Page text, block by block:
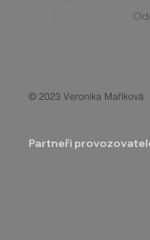
© 2023 Veronika Maříková
Partneři